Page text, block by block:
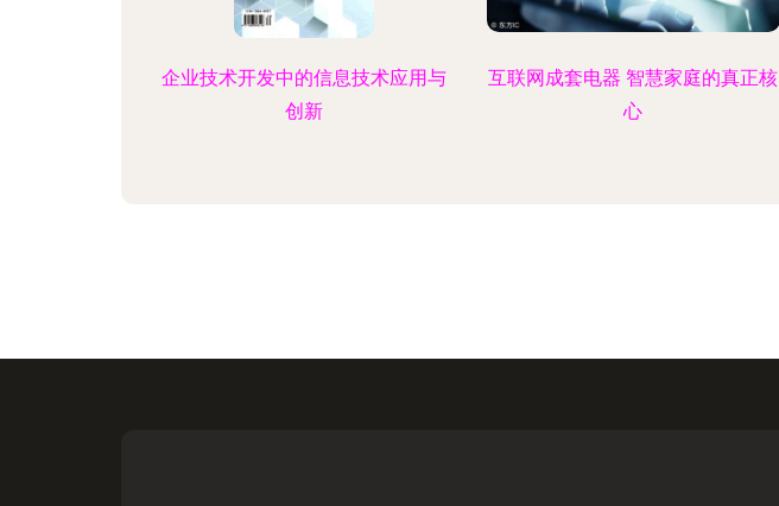
企业技术开发中的信息技术应用与
创新
互联网成套电器 智慧家庭的真正核
心